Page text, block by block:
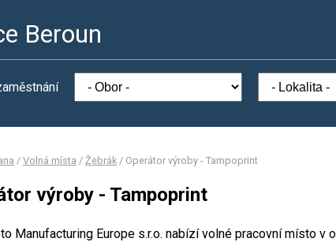
Beroun
/ Volná místa / Žebrák / Operátor výroby - Tampoprint
výroby - Tampoprint
Manufacturing Europe s.r.o. nabízí volné pracovní místo v